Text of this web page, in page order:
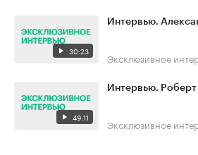
30:23
Интервью.
Эксклюзивное
49:11
Интервью.
Эксклюзивное